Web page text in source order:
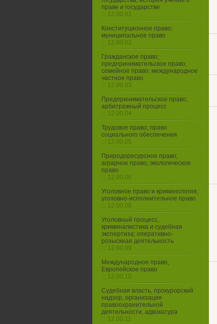
праве и государстве
::: 12.00.01
Конституционное право;
муниципальное право
::: 12.00.02
Гражданское право;
предпринимательское право;
семейное право; международное
частное право
::: 12.00.03
Предпринимательское право;
арбитражный процесс
::: 12.00.04
Трудовое право; право
социального обеспечения
::: 12.00.05
Природоресурсное право;
аграрное право; экологическое
право
::: 12.00.06
Уголовное право и криминология;
уголовно-исполнительное право
::: 12.00.08
Уголовный процесс,
криминалистика и судебная
экспертиза; оперативно-
розыскная деятельность
::: 12.00.09
Международное право,
Европейское право
::: 12.00.10
Судебная власть, прокурорский
надзор, организация
правоохранительной
деятельности, адвокатура
::: 12.00.11